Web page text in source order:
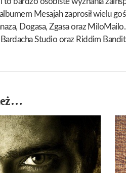
Mesajah zaprosił wielu
Dogasa, Zgasa oraz
Studio oraz Riddim